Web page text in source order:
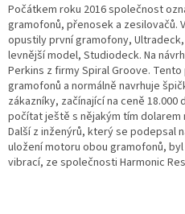
Počátkem roku 2016 společnost
gramofonů, přenosek a zesilovačů.
opustily první gramofony,
levnější model, Studiodeck. Na
Perkins z firmy Spiral Groove.
gramofonů a normálně navrhuje
zákazníky, začínající na ceně
počítat ještě s nějakým tím dolarem
Další z inženýrů, který se podepsal
uložení motoru obou gramofonů,
vibrací, ze společnosti Harmonic